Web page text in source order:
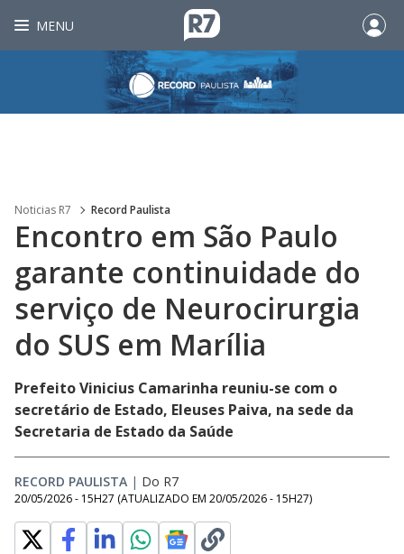
MENU
Noticias R7 Record Paulista
Encontro em São Paulo
garante continuidade do
serviço de Neurocirurgia
do SUS em Marília
Prefeito Vinicius Camarinha reuniu-se com o
secretário de Estado, Eleuses Paiva, na sede da
Secretaria de Estado da Saúde
RECORD PAULISTA | Do R7
20/05/2026 - 15H27 (ATUALIZADO EM 20/05/2026 - 15H27)